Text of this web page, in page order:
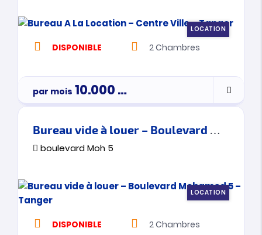
LOCATION
DISPONIBLE 2Chambres
par mois 10.000Dh
Bureau vide à louer – Boulevard Mohamed 5 – Tanger
boulevard Moh 5
LOCATION
DISPONIBLE 2Chambres